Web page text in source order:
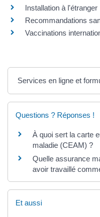
Installation à l'étranger
Recommandations
Vaccinations
Services en ligne et
Questions ? Réponses !
À quoi sert la carte
maladie (CEAM) ?
Quelle assurance
avoir travaillé
Et aussi